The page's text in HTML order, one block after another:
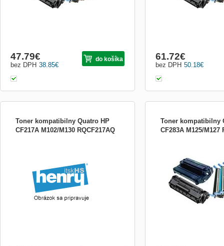
38.85€
bez DPH
47.79€ do košíka
50.18€
bez DPH
61.72€
Toner kompatibilny Quatro HP
CF217A M102/M130 RQCF217AQ
Toner kompatibilny
CF283A M125/M127